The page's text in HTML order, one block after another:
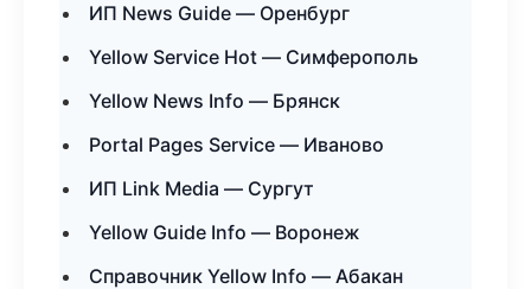
ИП News Guide — Оренбург
Yellow Service Hot — Симферополь
Yellow News Info — Брянск
Portal Pages Service — Иваново
ИП Link Media — Сургут
Yellow Guide Info — Воронеж
Справочник Yellow Info — Абакан